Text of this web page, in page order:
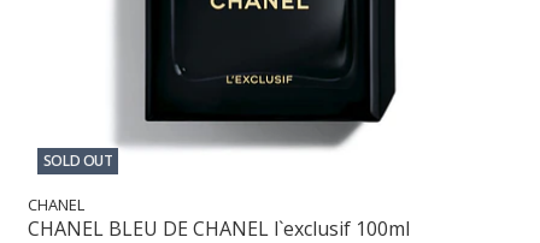
SOLD OUT
CHANEL
CHANEL BLEU DE CHANEL l`exclusif 100ml